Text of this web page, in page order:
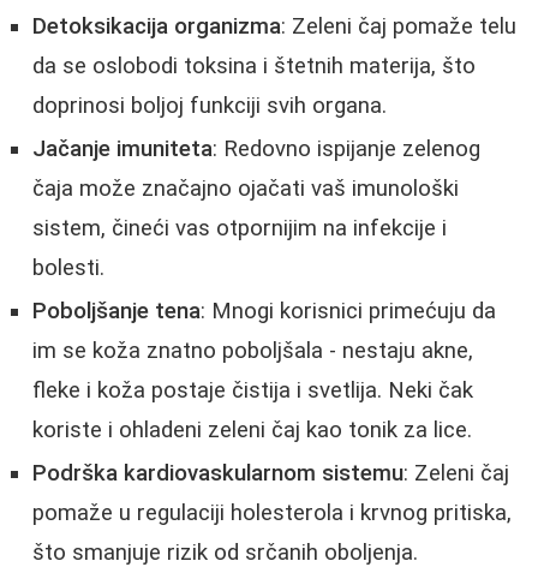
Detoksikacija organizma: Zeleni čaj pomaže telu
da se oslobodi toksina i štetnih materija, što
doprinosi boljoj funkciji svih organa.
Jačanje imuniteta: Redovno ispijanje zelenog
čaja može značajno ojačati vaš imunološki
sistem, čineći vas otpornijim na infekcije i
bolesti.
Poboljšanje tena: Mnogi korisnici primećuju da
im se koža znatno poboljšala - nestaju akne,
fleke i koža postaje čistija i svetlija. Neki čak
koriste i ohladeni zeleni čaj kao tonik za lice.
Podrška kardiovaskularnom sistemu: Zeleni čaj
pomaže u regulaciji holesterola i krvnog pritiska,
što smanjuje rizik od srčanih oboljenja.